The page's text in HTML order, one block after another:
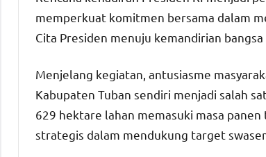
memperkuat komitmen bersama dalam
Cita Presiden menuju kemandirian
Menjelang kegiatan, antusiasme
Kabupaten Tuban sendiri menjadi salah
629 hektare lahan memasuki masa
strategis dalam mendukung target